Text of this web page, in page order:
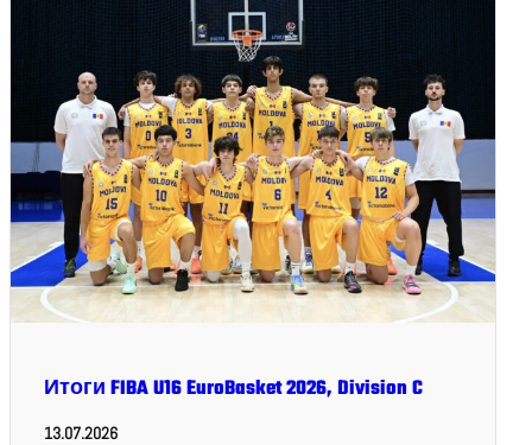
Итоги FIBA U16 EuroBasket 2026, Division C
13.07.2026